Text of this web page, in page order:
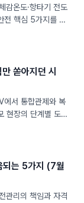
감온도·항타기 전도
전 핵심 5가지를 컨
쏟아지던 시
서 통합관제와 복
현장의 단계별 도입
되는 5가지 (7월
관리의 책임과 자격